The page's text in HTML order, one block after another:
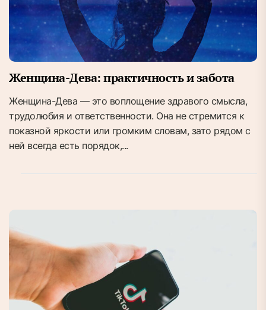
Женщина-Дева: практичность и забота
Женщина-Дева — это воплощение здравого смысла,
трудолюбия и ответственности. Она не стремится к
показной яркости или громким словам, зато рядом с
ней всегда есть порядок,...